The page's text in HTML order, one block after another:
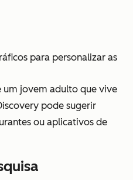
para personalizar as
um jovem adulto que vive
pode sugerir
ou aplicativos de